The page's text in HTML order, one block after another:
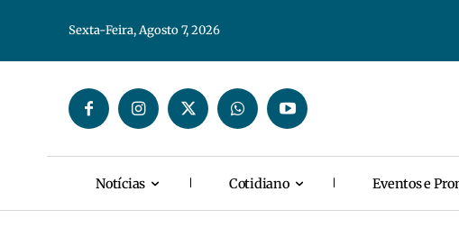
Sexta-Feira, Agosto 7, 2026
Notícias Cotidiano Eventos e